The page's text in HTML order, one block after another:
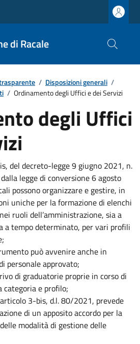
di Racale
/ Disposizioni generali /
/ Ordinamento degli Uffici e dei Servizi
degli Uffici
del decreto-legge 9 giugno 2021, n.
legge di conversione 6 agosto
possono organizzare e gestire, in
uniche per la formazione di elenchi
ruoli dell’amministrazione, sia a
a tempo determinato, per vari profili
può avvenire anche in
personale approvato;
di graduatorie proprie in corso di
categoria e profilo;
3-bis, d.l. 80/2021, prevede
di un apposito accordo per la
modalità di gestione delle